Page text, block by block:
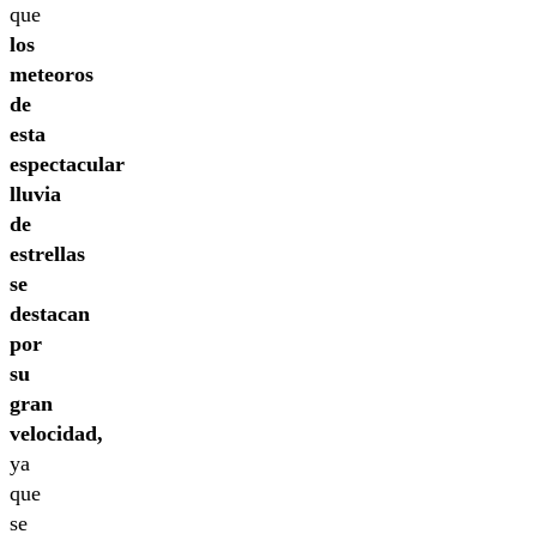
que
los
meteoros
de
esta
espectacular
lluvia
de
estrellas
se
destacan
por
su
gran
velocidad,
ya
que
se